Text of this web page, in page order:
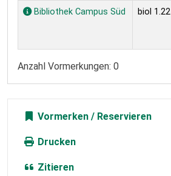
Exemplare
Bibliothek Campus Süd biol 1.22
Anzahl Vormerkungen: 0
Vormerken
Drucken
Zitieren